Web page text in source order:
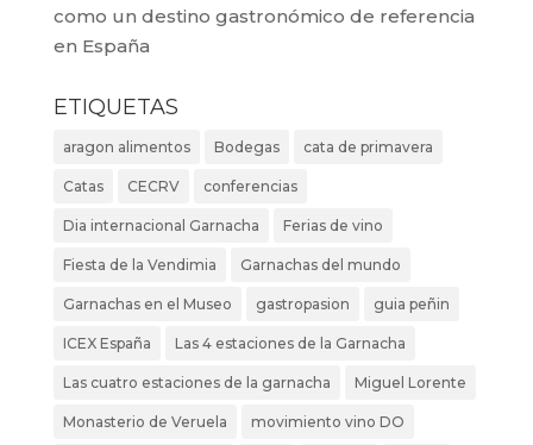
como un destino gastronómico de referencia
en España
ETIQUETAS
aragon alimentos Bodegas cata de primavera
Catas CECRV conferencias
Dia internacional Garnacha Ferias de vino
Fiesta de la Vendimia Garnachas del mundo
Garnachas en el Museo gastropasion guia peñin
ICEX España Las 4 estaciones de la Garnacha
Las cuatro estaciones de la garnacha Miguel Lorente
Monasterio de Veruela movimiento vino DO